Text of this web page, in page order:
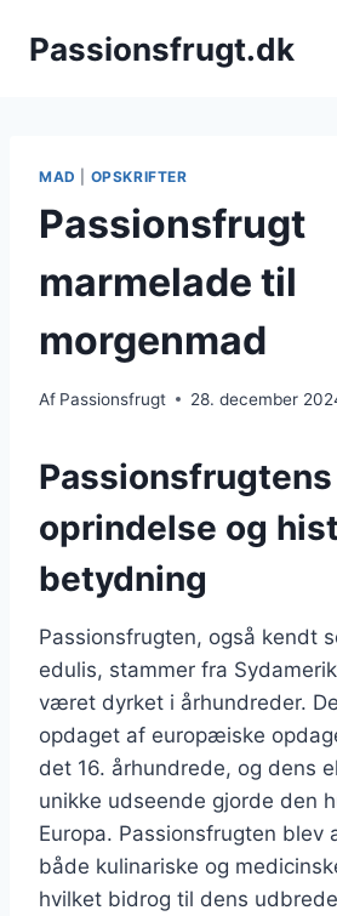
Passionsfrugt.dk
MAD OPSKRIFTER
Passionsfrugt
marmelade til
morgenmad
Af Passionsfrugt 28. december
Passionsfrugtens
oprindelse og
betydning
Passionsfrugten, også kendt
edulis, stammer fra
været dyrket i århundreder.
opdaget af europæiske
det 16. århundrede, og dens
unikke udseende gjorde den
Europa. Passionsfrugten blev
både kulinariske og
hvilket bidrog til dens